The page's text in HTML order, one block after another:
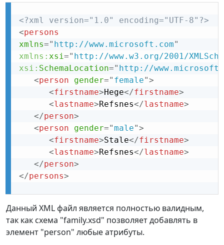
<?xml version="1.0" encoding="UTF-8"?>
<persons
xmlns=" http://www.microsoft.com"
xmlns: xsi=" http://www.w3.org/2001/
xsi: SchemaLocation=" http://
<person gender=" female">
<firstname>Hege</firstname>
<lastname>Refsnes</lastname>
</person>
<person gender="male">
<firstname>Stale</firstname>
<lastname>Refsnes</lastname>
</person>
</persons>
Данный XML файл является полностью валидным,
так как схема "family.xsd" позволяет добавлять в
элемент "person" любые атрибуты.